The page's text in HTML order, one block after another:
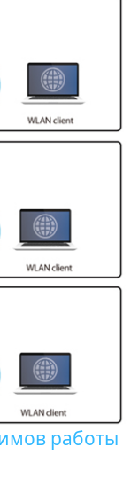
работы